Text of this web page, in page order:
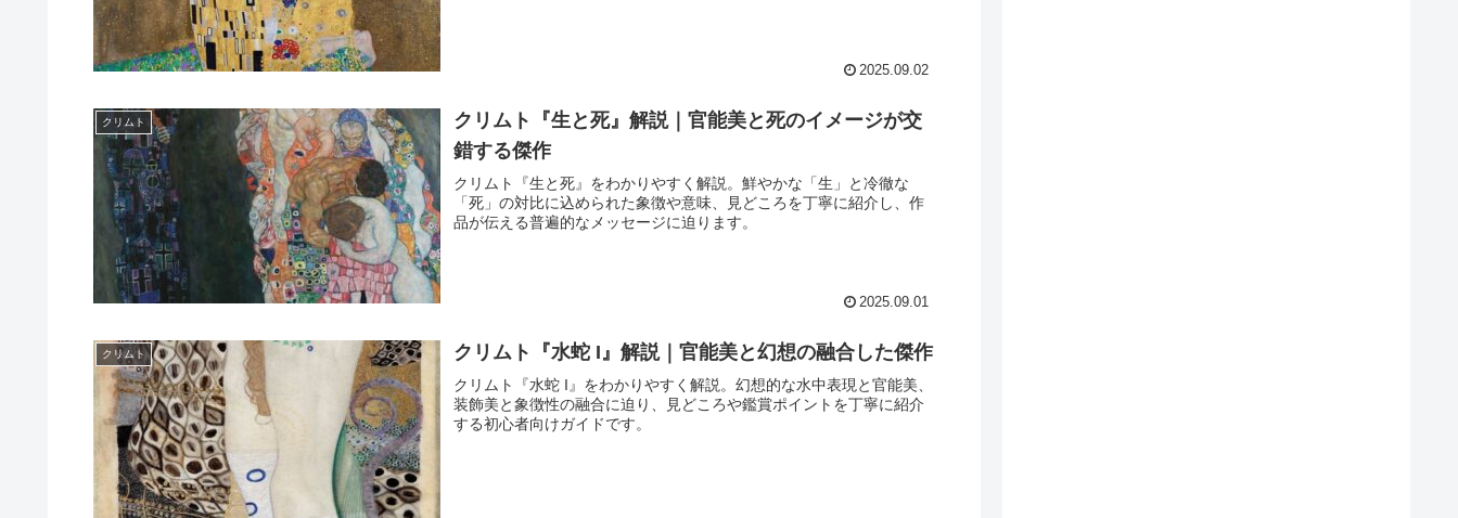
2025.09.02
クリムト
クリムト『生と死』解説｜官能美と死のイメージが交
錯する傑作
クリムト『生と死』をわかりやすく解説。鮮やかな「生」と冷徹な
「死」の対比に込められた象徴や意味、見どころを丁寧に紹介し、作
品が伝える普遍的なメッセージに迫ります。
2025.09.01
クリムト クリムト『水蛇 I』解説｜官能美と幻想の融合した傑作
クリムト『水蛇 I』をわかりやすく解説。幻想的な水中表現と官能美、
装飾美と象徴性の融合に迫り、見どころや鑑賞ポイントを丁寧に紹介
する初心者向けガイドです。